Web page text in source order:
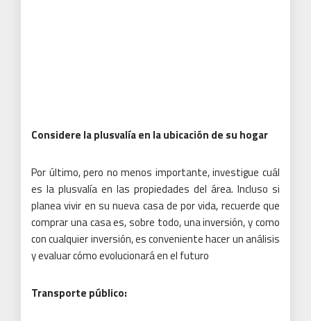
Considere la plusvalía en la ubicación de su hogar
Por último, pero no menos importante, investigue cuál
es la plusvalía en las propiedades del área. Incluso si
planea vivir en su nueva casa de por vida, recuerde que
comprar una casa es, sobre todo, una inversión, y como
con cualquier inversión, es conveniente hacer un análisis
y evaluar cómo evolucionará en el futuro
Transporte público: